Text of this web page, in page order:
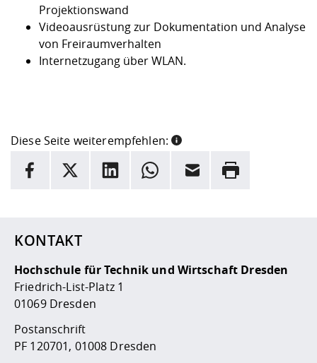
Projektionswand
Videoausrüstung zur Dokumentation und Analyse
von Freiraumverhalten
Internetzugang über WLAN.
Diese Seite weiterempfehlen:
INFORMATION
Hier stehen weitere Informationen und ein Link zur
Facebook
X LinkedInWhatsappE-Mail Drucken
KONTAKT
Hochschule für Technik und Wirtschaft Dresden
Friedrich-List-Platz 1
01069 Dresden
Postanschrift
PF 120701, 01008 Dresden